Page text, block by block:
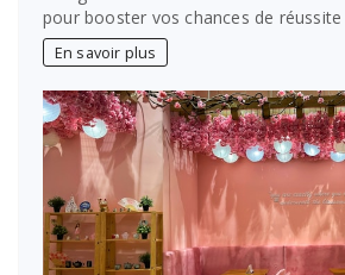
pour booster vos chances de
En savoir plus